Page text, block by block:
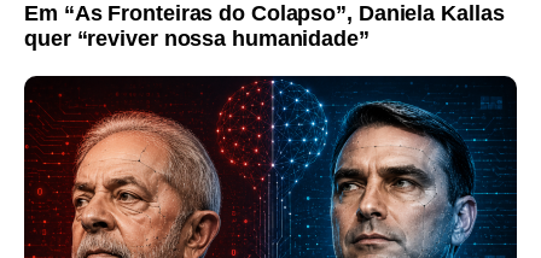
Em “As Fronteiras do Colapso”, Daniela Kallas
quer “reviver nossa humanidade”